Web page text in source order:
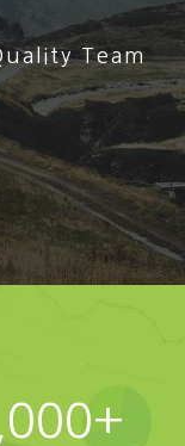
Team